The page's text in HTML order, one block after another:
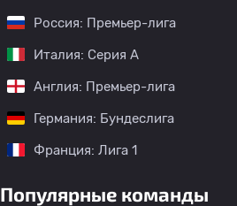
Россия: Премьер-лига
Италия: Серия А
Англия: Премьер-лига
Германия: Бундеслига
Франция: Лига 1
Популярные команды